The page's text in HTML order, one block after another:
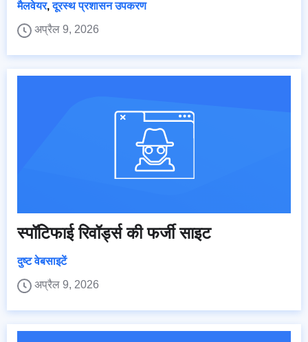
मैलवेयर,दूरस्थ प्रशासन उपकरण
अप्रैल 9, 2026
स्पॉटिफाई रिवॉर्ड्स की फर्जी साइट
दुष्ट वेबसाइटें
अप्रैल 9, 2026